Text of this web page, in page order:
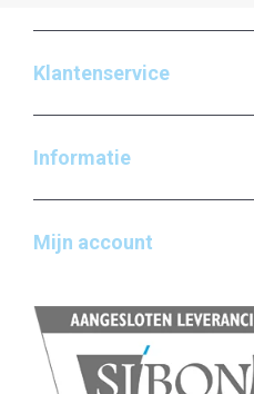
Klantenservice
Informatie
Mijn account